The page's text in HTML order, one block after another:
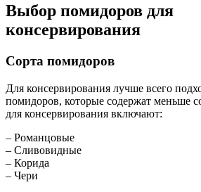
Выбор помидоров для
консервирования
Сорта помидоров
Для консервирования лучше всего
помидоров, которые содержат меньше
для консервирования включают:
– Романцовые
– Сливовидные
– Корида
– Чери